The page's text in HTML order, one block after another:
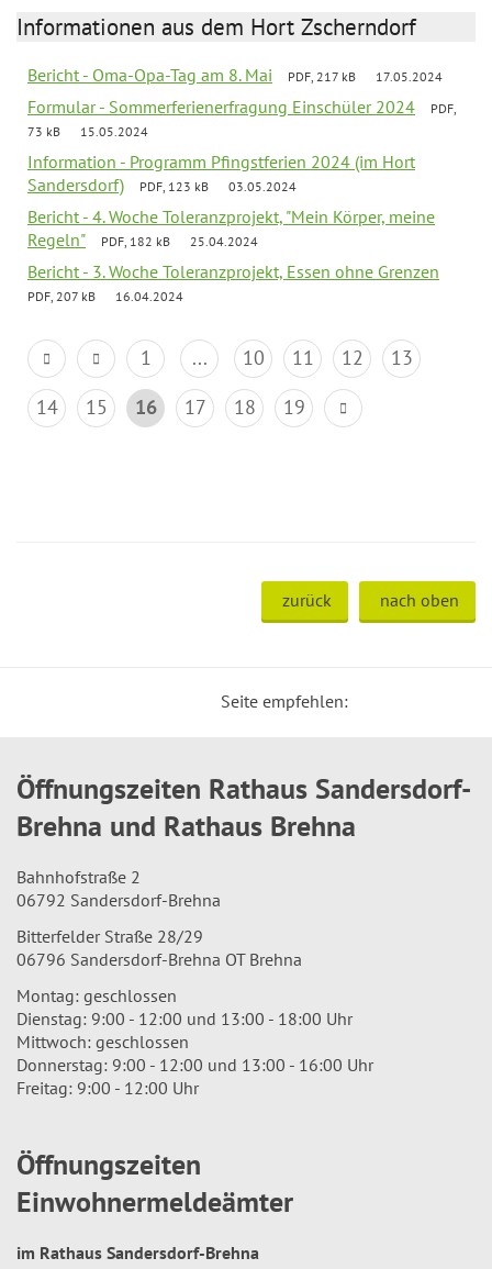
Informationen aus dem Hort Zscherndorf
Bericht - Oma-Opa-Tag am 8. Mai PDF, 217 kB 17.05.2024
Formular - Sommerferienerfragung Einschüler 2024
PDF,
73 kB
15.05.2024
Information - Programm Pfingstferien 2024 (im Hort
Sandersdorf)
PDF, 123 kB 03.05.2024
Bericht - 4. Woche Toleranzprojekt, "Mein Körper, meine
Regeln"
PDF, 182 kB 25.04.2024
Bericht - 3. Woche Toleranzprojekt, Essen ohne Grenzen
PDF, 207 kB 16.04.2024
1 ... 10 11 12
13
14
15 16 17 18 19
zurück nach oben
Seite empfehlen:
Öffnungszeiten Rathaus Sandersdorf-
Brehna und Rathaus Brehna
Bahnhofstraße 2
06792 Sandersdorf-Brehna
Bitterfelder Straße 28/29
06796 Sandersdorf-Brehna OT Brehna
Montag: geschlossen
Dienstag: 9:00 - 12:00 und 13:00 - 18:00 Uhr
Mittwoch: geschlossen
Donnerstag: 9:00 - 12:00 und 13:00 - 16:00 Uhr
Freitag: 9:00 - 12:00 Uhr
Öffnungszeiten
Einwohnermeldeämter
im Rathaus Sandersdorf-Brehna